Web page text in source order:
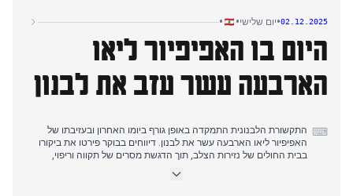
האפיפיורית, נושא שעלה ב-30 בנובמבר. בערב, האפיפיור פנה לצעירים
בבקרקי, והדגיש את ההזדמנות ההיסטורית שלהם לשנות את העתיד
באמצעות אהבה ודיאלוג. בנפרד, דיווחים על מבצע ישראלי פוטנציאלי
נגד חזבאללה המשיכו להסתובב, נושא שהיה חוזר מאז 28 בנובמבר.
02.12.2025
•יום שלישי•
•
היום בו האפיפיור ליאו
הארבעה עשר עזב את לבנון
⌨ התקשורת הלבנונית התמקדה באופן גורף ביומו האחרון ובעזיבתו של
האפיפיור ליאו הארבעה עשר את לבנון. דיווחים בבוקר פירטו את ביקורו
בבית החולים של נזירות הצלב, תוך הדגשת מסרים של תקווה וריפוי,
לזכר קורבנות הפיצוץ. עד שעות הצהריים המוקדמות, הדגישו כלי